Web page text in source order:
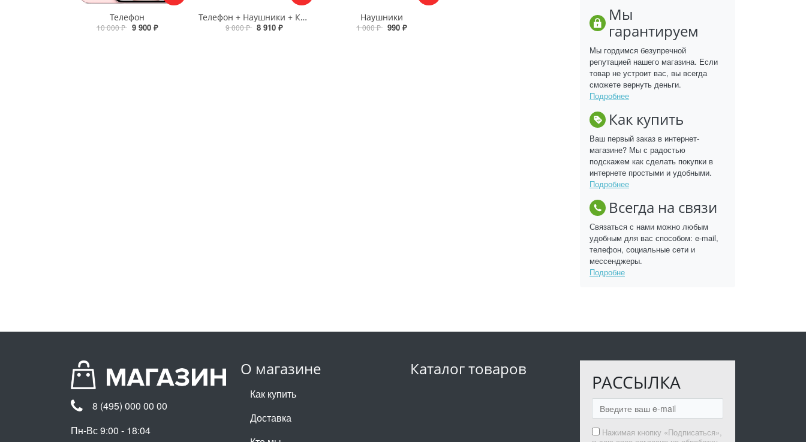
Телефон
10 000 ₽ 9 900 ₽
Телефон + Наушники + Колонка
9 000 ₽ 8 910 ₽
Наушники
1 000 ₽ 990 ₽
Мы
гарантируем
Мы гордимся безупречной
репутацией нашего магазина. Если
товар не устроит вас, вы всегда
сможете вернуть деньги.
Подробнее
Как купить
Ваш первый заказ в интернет-
магазине? Мы с радостью
подскажем как сделать покупки в
интернете простыми и удобными.
Подробнее
Всегда на связи
Связаться с нами можно любым
удобным для вас способом: e-mail,
телефон, социальные сети и
мессенджеры.
Подробне
О магазине
Как купить
Доставка
Каталог товаров
РАССЫЛКА
Нажимая кнопку «Подписаться»,
8 (495) 000 00 00
Пн-Вс 9:00 - 18:04